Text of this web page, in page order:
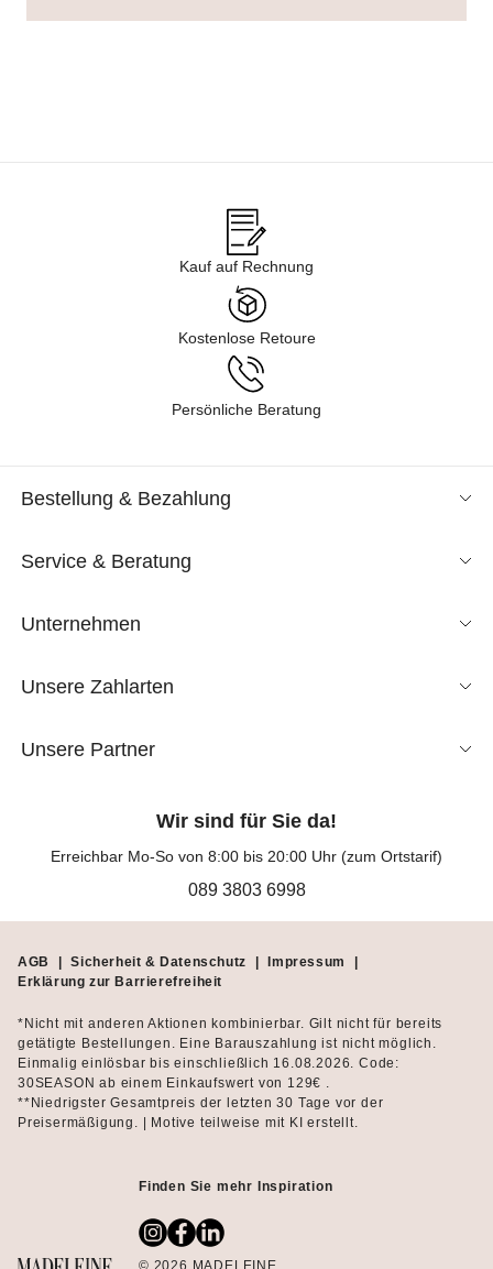
Kauf auf Rechnung
Kostenlose Retoure
Persönliche Beratung
Bestellung & Bezahlung
Service & Beratung
Unternehmen
Unsere Zahlarten
Unsere Partner
Wir sind für Sie da!
Erreichbar Mo-So von 8:00 bis 20:00 Uhr (zum Ortstarif)
089 3803 6998
AGB | Sicherheit & Datenschutz | Impressum
|
Erklärung zur Barrierefreiheit
*Nicht mit anderen Aktionen kombinierbar. Gilt nicht für bereits
getätigte Bestellungen. Eine Barauszahlung ist nicht möglich.
Einmalig einlösbar bis einschließlich 16.08.2026. Code:
30SEASON ab einem Einkaufswert von 129€ .
**Niedrigster Gesamtpreis der letzten 30 Tage vor der
Preisermäßigung. | Motive teilweise mit KI erstellt.
Finden Sie mehr Inspiration
© 2026 MADELEINE